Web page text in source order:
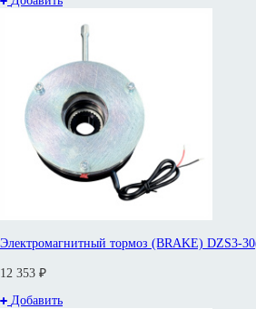
Электромагнитный тормоз (BRAKE) DZS3-
12 353 ₽
Добавить